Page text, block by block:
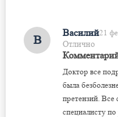
В
Василий21
Отлично
Доктор все
была
претензий.
специалисту